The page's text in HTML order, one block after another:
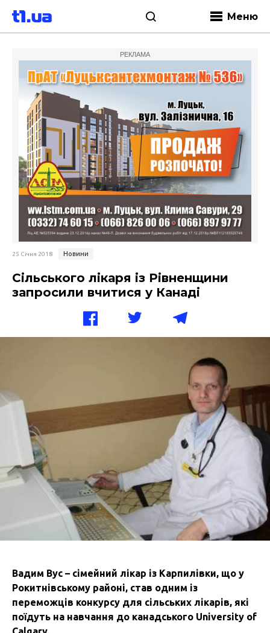
Меню
РЕКЛАМА
25 Січня 2018 Новини
Сільського лікаря із Рівненщини
запросили вчитися у Канаді
Вадим Вус – сімейний лікар із Карпилівки, що у
Рокитнівському районі, став одним із
переможців конкурсу для сільських лікарів, які
поїдуть на навчання до канадського University of